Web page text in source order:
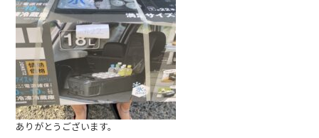
ありがとうございます。